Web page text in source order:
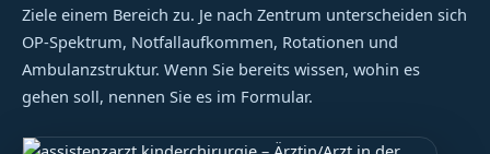
Ziele einem Bereich zu. Je nach Zentrum unterscheiden sich
OP-Spektrum, Notfallaufkommen, Rotationen und
Ambulanzstruktur. Wenn Sie bereits wissen, wohin es
gehen soll, nennen Sie es im Formular.